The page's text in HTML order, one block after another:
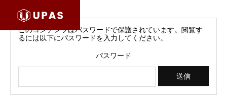
このコンテンツはパスワードで保護されています。閲覧す
るには以下にパスワードを入力してください。
パスワード